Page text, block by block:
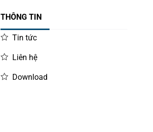
THÔNG TIN
Tin tức
Liên hệ
Download